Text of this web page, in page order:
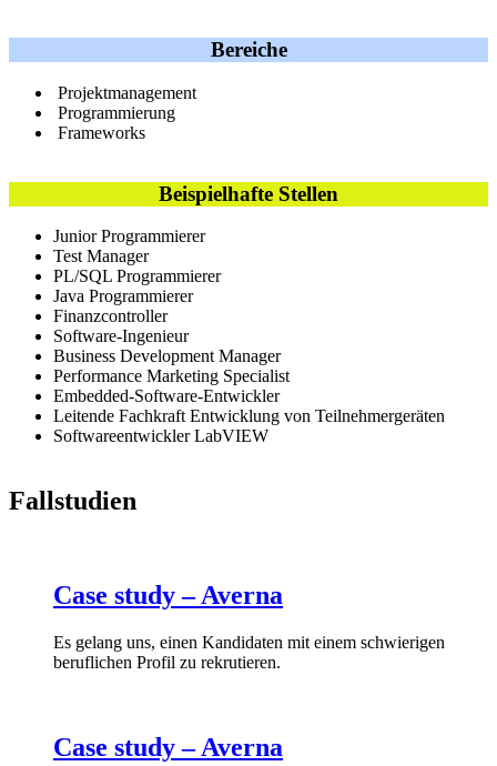
Bereiche
Projektmanagement
Programmierung
Frameworks
Beispielhafte Stellen
Junior Programmierer
Test Manager
PL/SQL Programmierer
Java Programmierer
Finanzcontroller
Software-Ingenieur
Business Development Manager
Performance Marketing Specialist
Embedded-Software-Entwickler
Leitende Fachkraft Entwicklung von Teilnehmergeräten
Softwareentwickler LabVIEW
Fallstudien
Case study – Averna
Es gelang uns, einen Kandidaten mit einem schwierigen
beruflichen Profil zu rekrutieren.
Case study – Averna